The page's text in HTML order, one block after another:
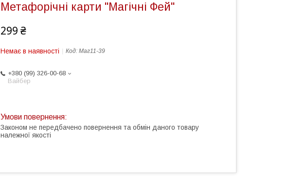
Метафорічні карти "Магічні Фей"
299 ₴
Немає в наявності Код: Маг11-39
+380 (99) 326-00-68
Вайбер
Законом не передбачено повернення та обмін даного товару
належної якості